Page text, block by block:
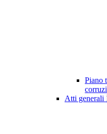
Piano
Atti generali